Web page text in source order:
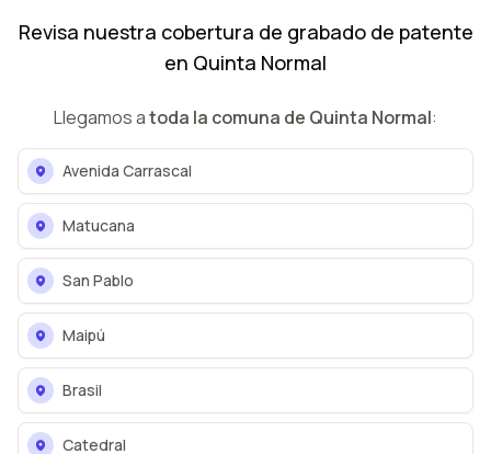
Revisa nuestra cobertura de grabado de patente
en Quinta Normal
Llegamos atoda la comuna de Quinta Normal:
Avenida Carrascal
Matucana
San Pablo
Maipú
Brasil
Catedral